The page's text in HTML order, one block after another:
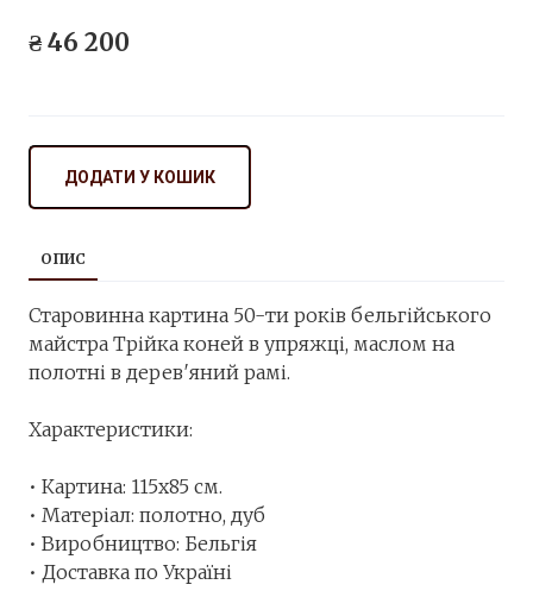
₴ 46 200
ДОДАТИ У КОШИК
ОПИС
Старовинна картина 50-ти років бельгійського
майстра Трійка коней в упряжці, маслом на
полотні в дерев′яний рамі.
Характеристики:
• Картина: 115х85 см.
• Матеріал: полотно, дуб
• Виробництво: Бельгія
• Доставка по Україні